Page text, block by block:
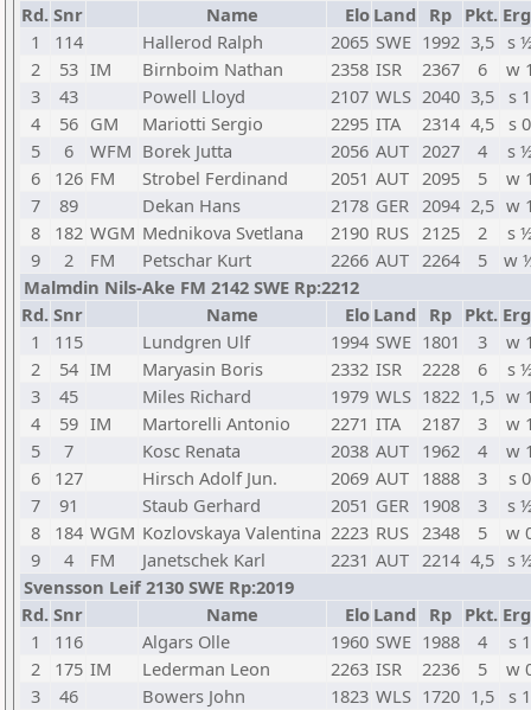
Rd. Snr Name Elo Land Rp Pkt.
1
114 Hallerod Ralph 2065 SWE 1992 3,5
s
2
53 IM Birnboim Nathan 2358 ISR 2367 6
w
3
43 Powell Lloyd 2107 WLS 2040 3,5
s 1
4
56 GM Mariotti Sergio 2295 ITA 2314 4,5
s 0
5
6 WFM Borek Jutta 2056 AUT 2027 4
s
6
126 FM Strobel Ferdinand 2051 AUT 2095 5
w
7
89 Dekan Hans 2178 GER 2094 2,5 w
8
182 WGM Mednikova Svetlana 2190 RUS 2125 2
s
9
2 FM Petschar Kurt 2266 AUT 2264 5
w
Malmdin Nils-Ake FM 2142 SWE Rp:2212
Rd. Snr Name Elo Land Rp Pkt.
1
115 Lundgren Ulf 1994 SWE 1801 3
w
2
54 IM Maryasin Boris 2332 ISR 2228 6
s
3
45 Miles Richard 1979 WLS 1822 1,5 w
4
59 IM Martorelli Antonio 2271 ITA 2187 3
w
5
7 Kosc Renata 2038 AUT 1962 4
w
6
127 Hirsch Adolf Jun. 2069 AUT 1888 3
s 0
7
91 Staub Gerhard 2051 GER 1908 3
s
8
184 WGM Kozlovskaya Valentina 2223 RUS 2348 5
w
9
4 FM Janetschek Karl 2231 AUT 2214 4,5
s
Svensson Leif 2130 SWE Rp:2019
Rd. Snr Name Elo Land Rp Pkt.
1
116 Algars Olle 1960 SWE 1988 4
s 1
2
175 IM Lederman Leon 2263 ISR 2236 5
w
3
46 Bowers John 1823 WLS 1720 1,5
s 1